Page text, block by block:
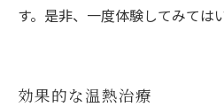
す。是非、一度体験してみては
効果的な温熱治療